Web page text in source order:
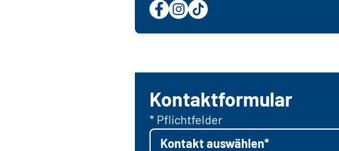
Kontaktformular
* Pflichtfelder
Kontakt auswählen*